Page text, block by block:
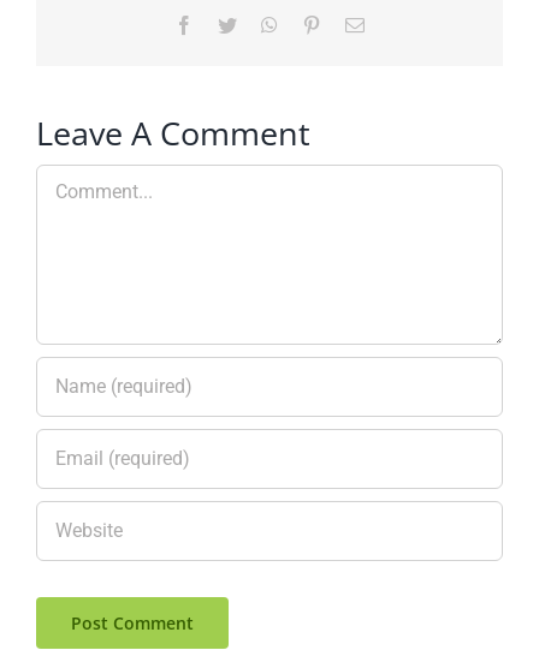
Facebook
Twitter WhatsApp
PinterestEmail
Leave A Comment
Comment